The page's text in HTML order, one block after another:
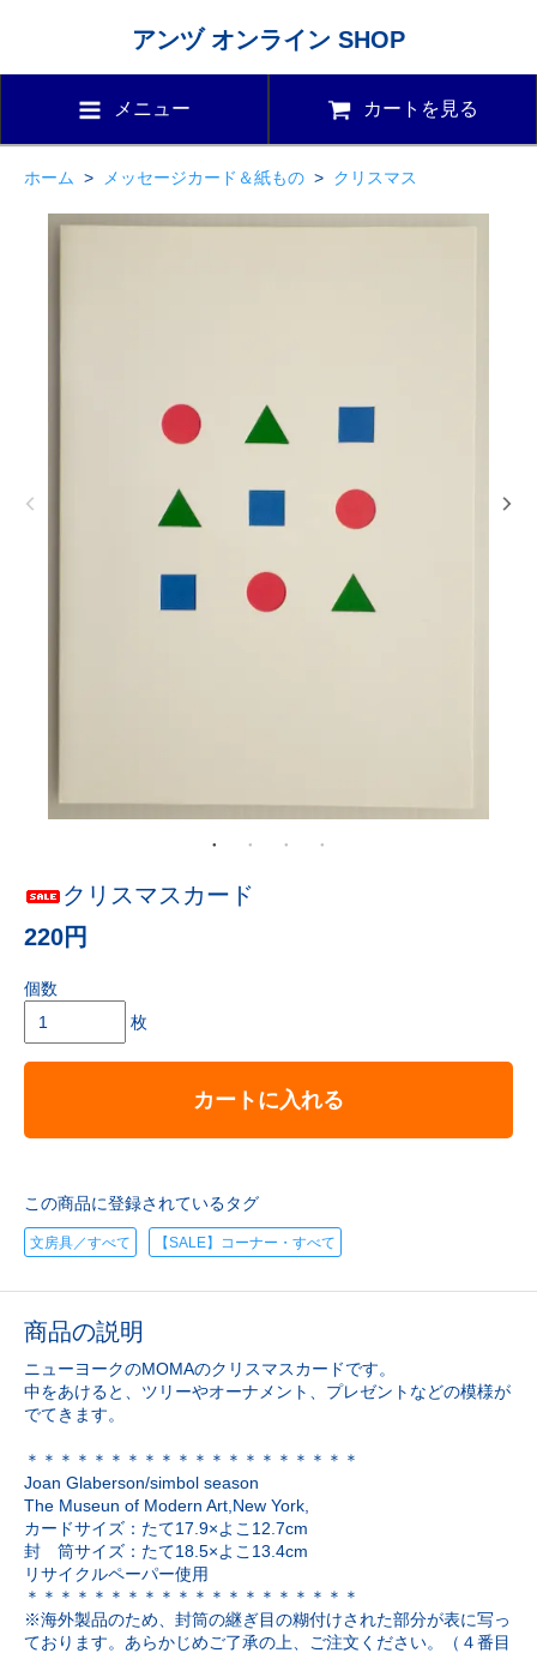
アンヅ オンライン SHOP
メニュー カートを見る
ホーム > メッセージカード＆紙もの > クリスマス
クリスマスカード
220円
個数
枚
カートに入れる
この商品に登録されているタグ
文房具／すべて 【SALE】コーナー・すべて
商品の説明
ニューヨークのMOMAのクリスマスカードです。
中をあけると、ツリーやオーナメント、プレゼントなどの模様が
でてきます。
＊＊＊＊＊＊＊＊＊＊＊＊＊＊＊＊＊＊＊＊
Joan Glaberson/simbol season
The Museun of Modern Art,New York,
カードサイズ：たて17.9×よこ12.7cm
封 筒サイズ：たて18.5×よこ13.4cm
リサイクルペーパー使用
＊＊＊＊＊＊＊＊＊＊＊＊＊＊＊＊＊＊＊＊
※海外製品のため、封筒の継ぎ目の糊付けされた部分が表に写っ
ております。あらかじめご了承の上、ご注文ください。（４番目